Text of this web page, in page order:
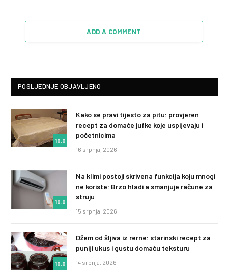
ADD A COMMENT
POSLJEDNJE OBJAVLJENO
10.0
Kako se pravi tijesto za pitu: provjeren
recept za domaće jufke koje uspijevaju i
početnicima
16 srpnja, 2026
10.0
Na klimi postoji skrivena funkcija koju mnogi
ne koriste: Brzo hladi a smanjuje račune za
struju
15 srpnja, 2026
10.0
Džem od šljiva iz rerne: starinski recept za
puniji ukus i gustu domaću teksturu
14 srpnja, 2026